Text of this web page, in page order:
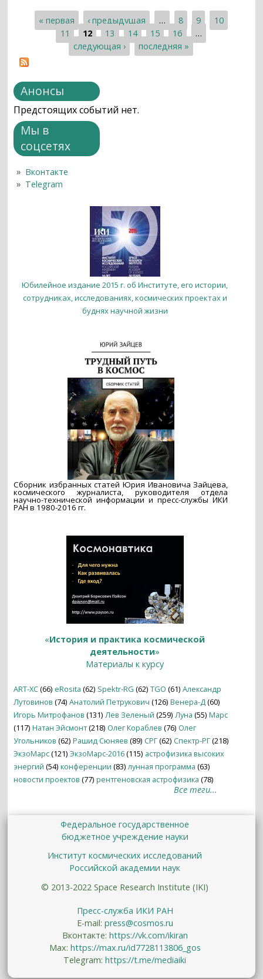
Страницы
« первая ‹ предыдущая … 8 9
10
11
12 13 14 15 16
…
следующая ›
последняя »
Анонсы
Предстоящих событий нет.
Мы в
соцсетях
Вконтакте
Telegram
Юбилейное издание 2015 г. об Институте, его истории,
сотрудниках, исследованиях, космических проектах и
буднях научной жизни
Сборник избранных статей Юрия Ивановича Зайцева,
космического журналиста, руководителя отдела
научно-технической информации и пресс-службы ИКИ
РАН в 1980-2016 гг.
«История и практика космической
деятельности»
Материалы к курсу
ART-XC(66) eRosita (62) Spektr-RG (62) TGO (61) Александр
Лутовинов (74) Анатолий Петрукович (126) Венера-Д(60)
Игорь Митрофанов (131) Лев Зеленый (259) Луна (55) Марс
(117) Натан Эйсмонт(218) Олег Кораблев (76) Олег
Угольников (62) Рашид Сюняев (89) СРГ(62) Спектр-РГ(218)
ЭкзоМарс(121) ЭкзоМарс-2016(115) астрофизика высоких
энергий (54) конференции (83) лунная программа (63)
новости проектов (77) рентгеновская астрофизика (78)
Все теги...
Федеральное государственное
бюджетное учреждение науки
Институт космических исследований
Российской академии наук
© 2013-2022 Space Research Institute (IKI)
Пресс-служба ИКИ РАН
E-mail: press@cosmos.ru
Вконтакте: https://vk.com/ikiran
Max: https://max.ru/id7728113806_gos
Telegram:https://t.me/mediaiki